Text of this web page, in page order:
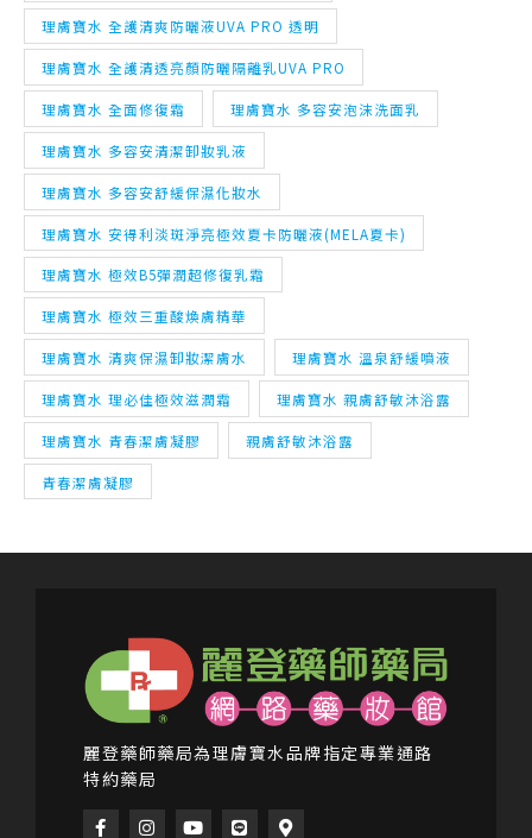
理膚寶水 全護清爽防曬液UVA PRO 透明
理膚寶水 全護清透亮顏防曬隔離乳UVA PRO
理膚寶水 全面修復霜 理膚寶水 多容安泡沫洗面乳
理膚寶水 多容安清潔卸妝乳液
理膚寶水 多容安舒緩保濕化妝水
理膚寶水 安得利淡斑淨亮極效夏卡防曬液(MELA夏卡)
理膚寶水 極效B5彈潤超修復乳霜
理膚寶水 極效三重酸煥膚精華
理膚寶水 清爽保濕卸妝潔膚水 理膚寶水 溫泉舒緩噴液
理膚寶水 理必佳極效滋潤霜 理膚寶水 親膚舒敏沐浴露
理膚寶水 青春潔膚凝膠 親膚舒敏沐浴露
青春潔膚凝膠
麗登藥師藥局為理膚寶水品牌指定專業通路
特約藥局
F I Y L M